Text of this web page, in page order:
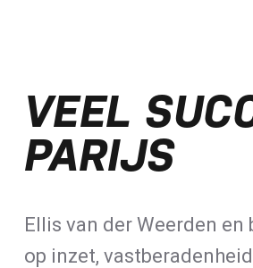
Selectie EK lange afstand
Kalenders T50 en T100 World
Tour 2027 bekend
NTB ontvangt bijdrage van
ALLE NIEUWSBERICHTEN
VEEL
PARIJS
Ellis van der Weerden
op inzet,